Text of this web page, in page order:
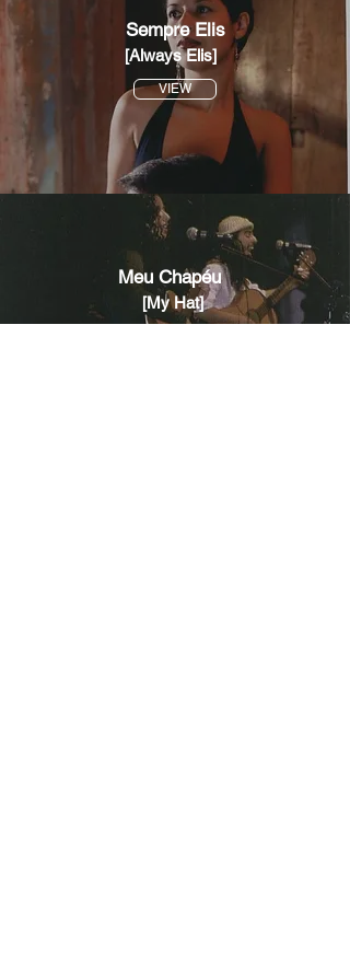
Sempre Elis
[Always Elis]
VIEW
Meu Chapéu
[My Hat]